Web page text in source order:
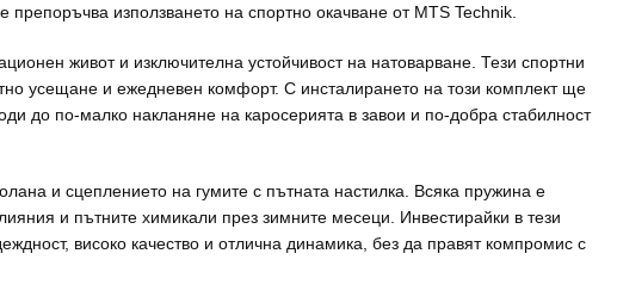
използването на спортно окачване от MTS Technik.
живот и изключителна устойчивост на натоварване. Тези спортни
усещане и ежедневен комфорт. С инсталирането на този комплект ще
до по-малко накланяне на каросерията в завои и по-добра стабилност
и сцеплението на гумите с пътната настилка. Всяка пружина е
и пътните химикали през зимните месеци. Инвестирайки в тези
високо качество и отлична динамика, без да правят компромис с